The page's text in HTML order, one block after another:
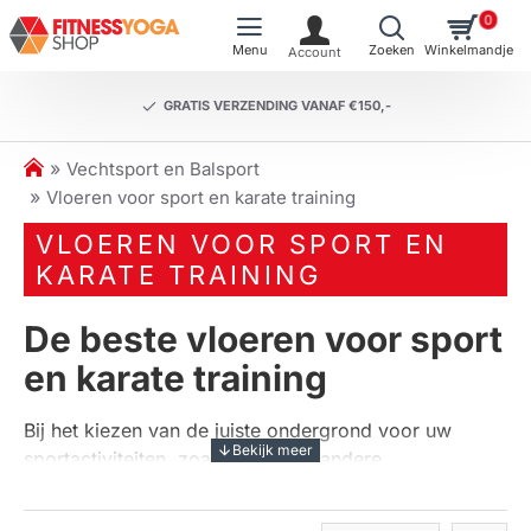
GRATIS VERZENDING VANAF €150,-
0
h
o
m
e
Vechtsport en Balsport
Vloeren voor sport en karate training
VLOEREN VOOR SPORT EN
KARATE TRAINING
De beste vloeren voor sport
en karate training
Bij het kiezen van de juiste ondergrond voor uw
sportactiviteiten, zoals karate en andere
kwalitatieve vloermatten.Vloeren voor sport en